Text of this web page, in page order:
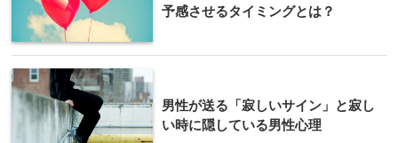
予感させるタイミングとは？
男性が送る「寂しいサイン」と寂し
い時に隠している男性心理